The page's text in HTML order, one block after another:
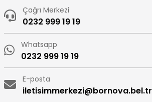
Çağrı Merkezi
0232 999 19 19
Whatsapp
0232 999 19 19
E-posta
iletisimmerkezi@bornova.bel.tr